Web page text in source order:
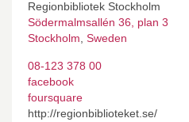
Regionbibliotek Stockholm
Södermalmsallén 36, plan 3
Stockholm Sweden
08-123 378 00
facebook
foursquare
http://regionbiblioteket.se/